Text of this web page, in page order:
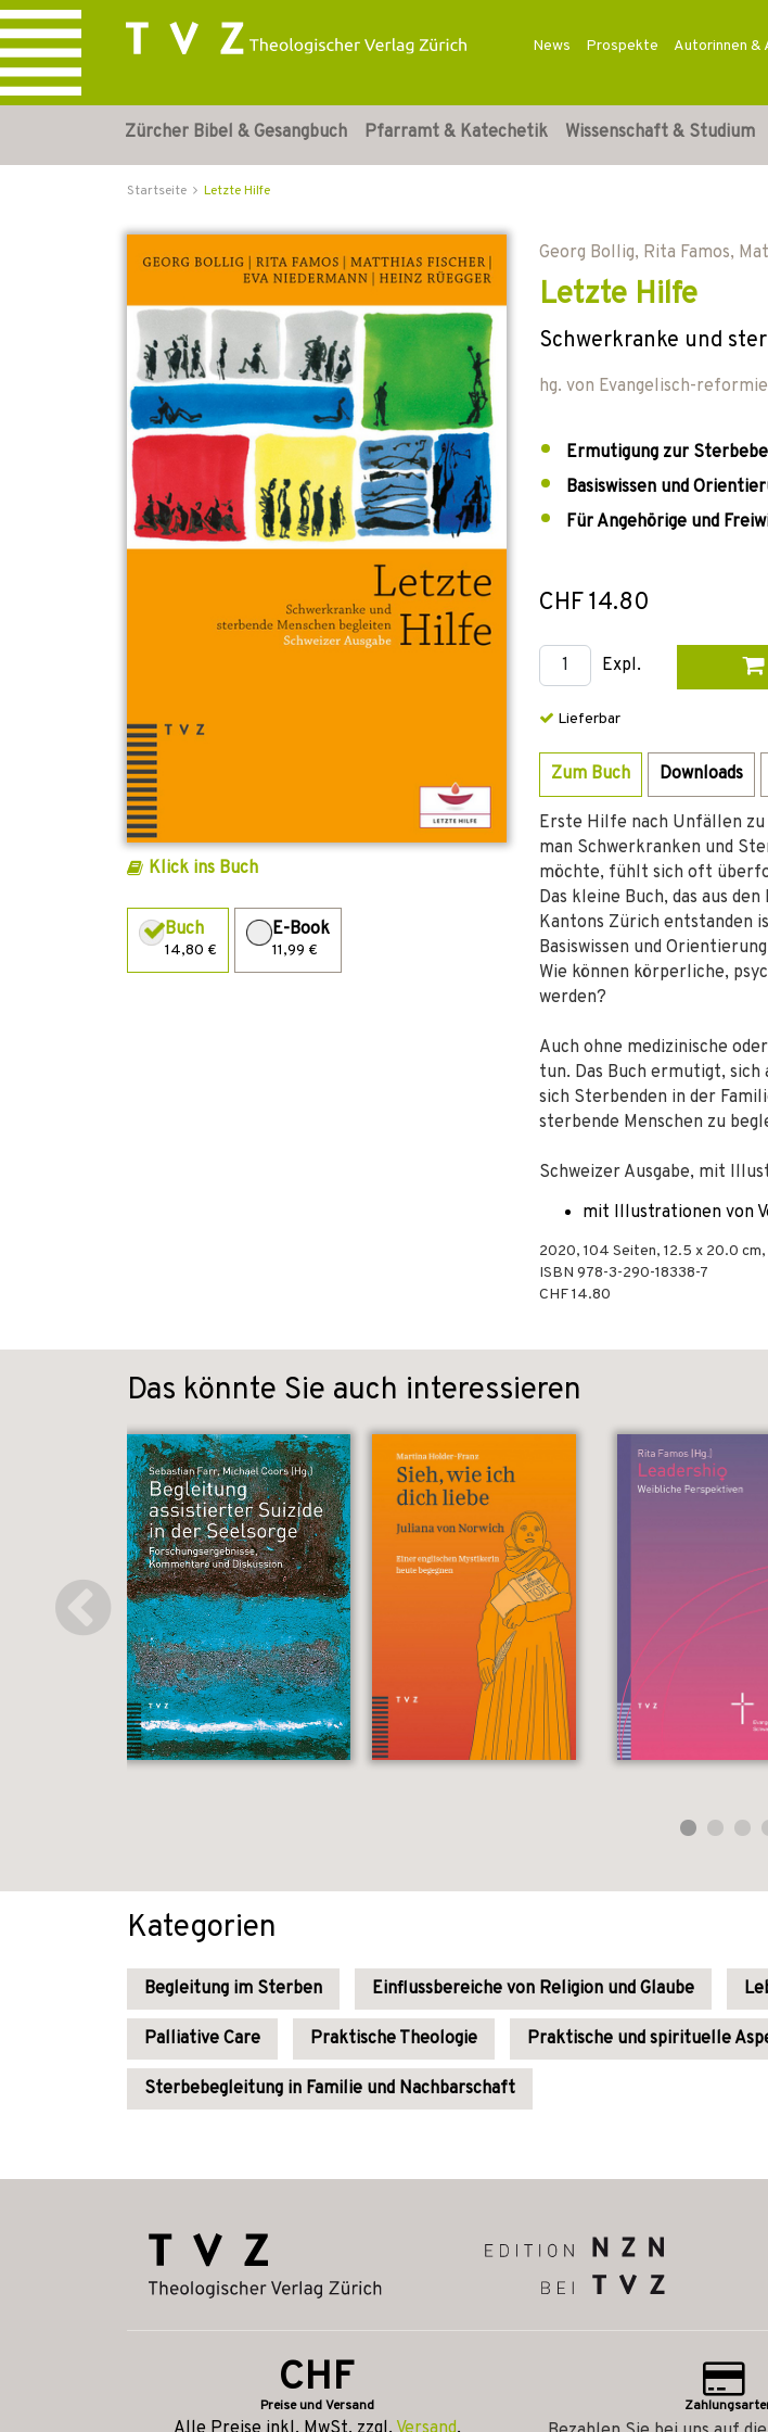
News Prospekte Autorinnen &
Zürcher Bibel & Gesangbuch Pfarramt & Katechetik Wissenschaft & Studium
Startseite Letzte Hilfe
Klick ins Buch
Buch
14,80 €
E-Book
11,99 €
Georg Bollig, Rita Famos,
Letzte Hilfe
Schwerkranke und
hg. von Evangelisch-
Ermutigung zur
Basiswissen und
Für Angehörige und
CHF 14.80
Expl.
Lieferbar
Zum Buch Downloads
Erste Hilfe nach Unfällen
man Schwerkranken und
möchte, fühlt sich oft
Das kleine Buch, das aus
Kantons Zürich entstanden
Basiswissen und
Wie können körperliche,
werden?
Auch ohne medizinische
tun. Das Buch ermutigt, sich
sich Sterbenden in der
sterbende Menschen zu
Schweizer Ausgabe, mit
mit Illustrationen von
2020, 104 Seiten, 12.5 x 20.0 cm,
ISBN 978-3-290-18338-7
CHF 14.80
Das könnte Sie auch interessieren
Kategorien
Begleitung im Sterben Einflussbereiche von Religion und Glaube
Palliative Care Praktische Theologie Praktische und spirituelle
Sterbebegleitung in Familie und Nachbarschaft
CHF
Preise und Versand